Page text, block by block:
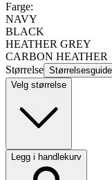
Farge:
NAVY
BLACK
HEATHER GREY
CARBON HEATHER
Størrelse Størrelsesguide
Velg størrelse
Legg i handlekurv